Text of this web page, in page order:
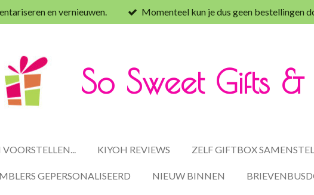
en vernieuwen. Momenteel kun je dus geen bestellingen
So Sweet Gifts
VOORSTELLEN... KIYOH REVIEWS ZELF GIFTBOX
GEPERSONALISEERD NIEUW BINNEN